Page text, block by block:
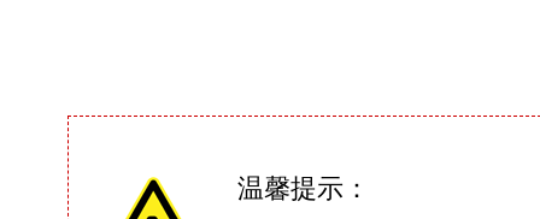
温馨提示：